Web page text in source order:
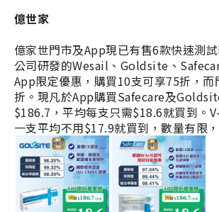
億世家
億家世門市及App現已有售6款快速測
公司研發的Wesail、Goldsite、
App限定優惠，購買10支可享75折，而
折。現凡於App購買Safecare及
$186.7，平均每支只需$18.6就買到。
一支平均不用$17.9就買到，數量有限